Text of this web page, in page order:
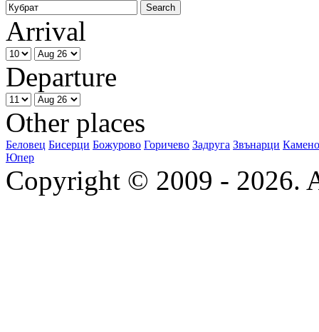
Arrival
Departure
Other places
Беловец Бисерци Божурово Горичево Задруга Звънарци
Юпер
Copyright © 2009 - 2026.